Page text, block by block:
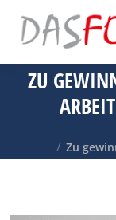
ZU
Sie befinden
Zu